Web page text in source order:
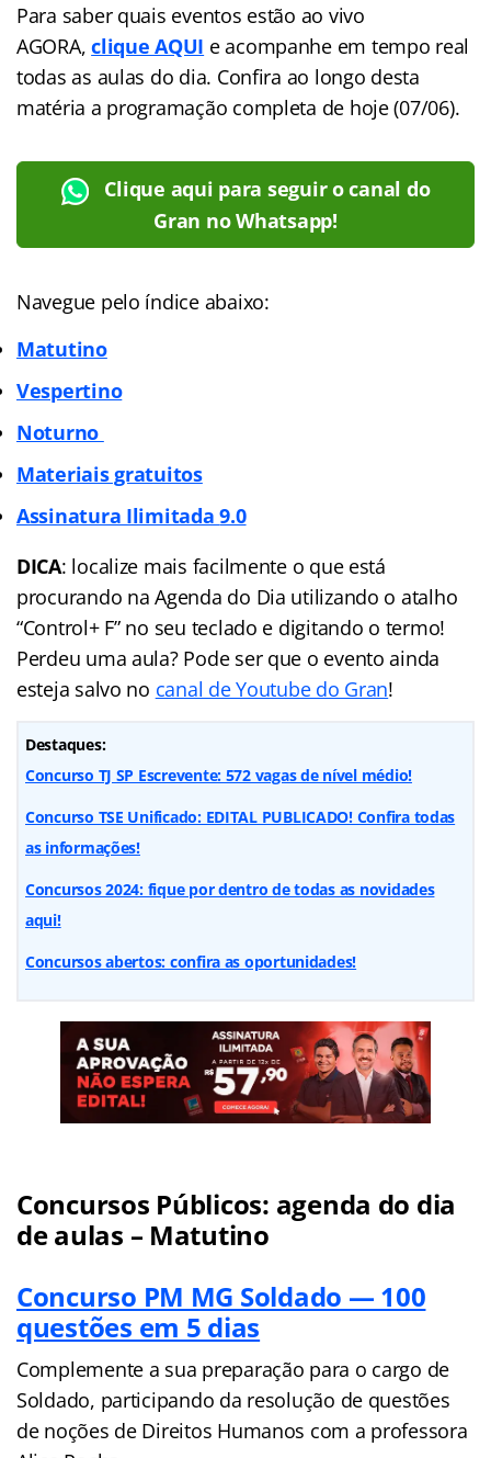
Para saber quais eventos estão ao vivo
AGORA,clique AQUI e acompanhe em tempo real
todas as aulas do dia. Confira ao longo desta
matéria a programação completa de hoje (07/06).
Clique aqui para seguir o canal do
Gran no Whatsapp!
Navegue pelo índice abaixo:
Matutino
Vespertino
Noturno
Materiais gratuitos
Assinatura Ilimitada9.0
DICA: localize mais facilmente o que está
procurando na Agenda do Dia utilizando o atalho
“Control+ F” no seu teclado e digitando o termo!
Perdeu uma aula? Pode ser que o evento ainda
esteja salvo no canal de Youtube do Gran!
Destaques:
Concurso TJ SP Escrevente: 572 vagas de nível médio!
Concurso TSE Unificado: EDITAL PUBLICADO! Confira todas
as informações!
Concursos 2024: fique por dentro de todas as novidades
aqui!
Concursos abertos: confira as oportunidades!
Concursos Públicos: agenda do dia
de aulas – Matutino
Concurso PM MG Soldado — 100
questões em 5 dias
Complemente a sua preparação para o cargo de
Soldado, participando da resolução de questões
de noções de Direitos Humanos com a professora